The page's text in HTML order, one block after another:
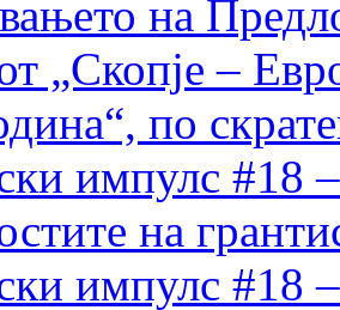
на
„Скопје –
по
импулс #18
на
импулс #18